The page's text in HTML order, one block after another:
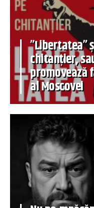
”Libertatea”
chitanțier,
promovează
al Moscovei